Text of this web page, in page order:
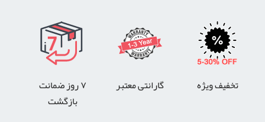
تخفیف ویژه گارانتی معتبر
۷ روز ضمانت
بازگشت